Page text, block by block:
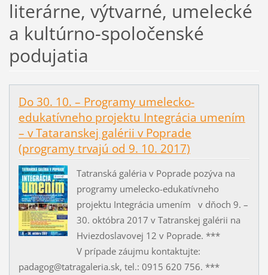
literárne, výtvarné, umelecké
a kultúrno-spoločenské
podujatia
Do 30. 10. – Programy umelecko-
edukatívneho projektu Integrácia umením
– v Tataranskej galérii v Poprade
(programy trvajú od 9. 10. 2017)
Tatranská galéria v Poprade pozýva na
programy umelecko-edukatívneho
projektu Integrácia umením v dňoch 9. –
30. októbra 2017 v Tatranskej galérii na
Hviezdoslavovej 12 v Poprade. ***
V prípade záujmu kontaktujte:
padagog@tatragaleria.sk, tel.: 0915 620 756. ***